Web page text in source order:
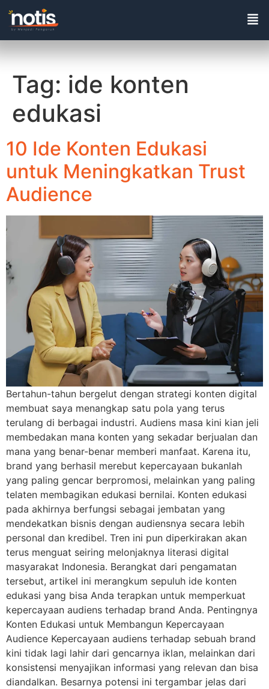
Tag: ide konten
edukasi
10 Ide Konten Edukasi
untuk Meningkatkan Trust
Audience
Bertahun-tahun bergelut dengan strategi konten digital
membuat saya menangkap satu pola yang terus
terulang di berbagai industri. Audiens masa kini kian jeli
membedakan mana konten yang sekadar berjualan dan
mana yang benar-benar memberi manfaat. Karena itu,
brand yang berhasil merebut kepercayaan bukanlah
yang paling gencar berpromosi, melainkan yang paling
telaten membagikan edukasi bernilai. Konten edukasi
pada akhirnya berfungsi sebagai jembatan yang
mendekatkan bisnis dengan audiensnya secara lebih
personal dan kredibel. Tren ini pun diperkirakan akan
terus menguat seiring melonjaknya literasi digital
masyarakat Indonesia. Berangkat dari pengamatan
tersebut, artikel ini merangkum sepuluh ide konten
edukasi yang bisa Anda terapkan untuk memperkuat
kepercayaan audiens terhadap brand Anda. Pentingnya
Konten Edukasi untuk Membangun Kepercayaan
Audience Kepercayaan audiens terhadap sebuah brand
kini tidak lagi lahir dari gencarnya iklan, melainkan dari
konsistensi menyajikan informasi yang relevan dan bisa
diandalkan. Besarnya potensi ini tergambar jelas dari